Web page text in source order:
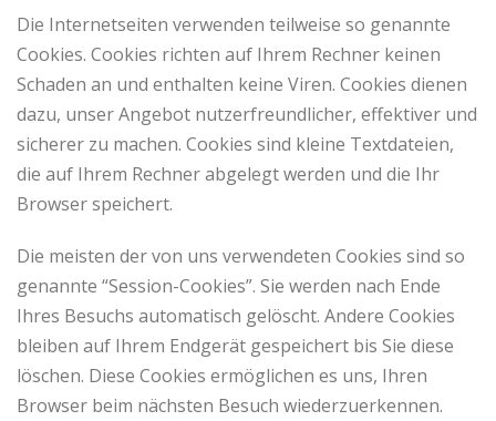
Die Internetseiten verwenden teilweise so genannte
Cookies. Cookies richten auf Ihrem Rechner keinen
Schaden an und enthalten keine Viren. Cookies dienen
dazu, unser Angebot nutzerfreundlicher, effektiver und
sicherer zu machen. Cookies sind kleine Textdateien,
die auf Ihrem Rechner abgelegt werden und die Ihr
Browser speichert.
Die meisten der von uns verwendeten Cookies sind so
genannte “Session-Cookies”. Sie werden nach Ende
Ihres Besuchs automatisch gelöscht. Andere Cookies
bleiben auf Ihrem Endgerät gespeichert bis Sie diese
löschen. Diese Cookies ermöglichen es uns, Ihren
Browser beim nächsten Besuch wiederzuerkennen.